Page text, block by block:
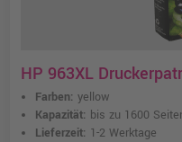
HP 963XL
Farben: yellow
Kapazität: bis zu 1600
Lieferzeit: 1-2 Werktage